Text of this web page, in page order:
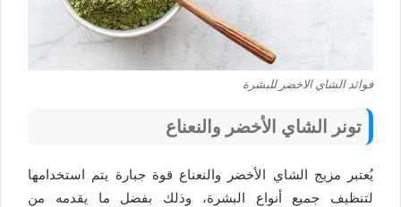
فوائد الشاي الاخضر للبشرة
تونر الشاي الأخضر والنعناع
يُعتبر مزيج الشاي الأخضر والنعناع قوة جبارة يتم استخدامها
لتنظيف جميع أنواع البشرة، وذلك بفضل ما يقدمه من